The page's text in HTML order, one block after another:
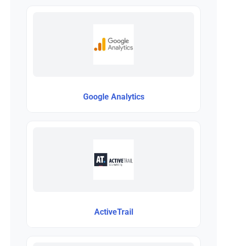
Google Analytics
ActiveTrail